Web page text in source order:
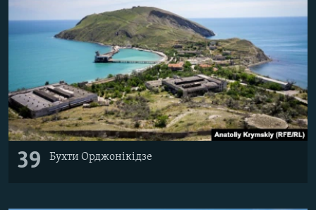
39 Бухти Орджонікідзе